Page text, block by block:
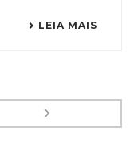
LEIA MAIS